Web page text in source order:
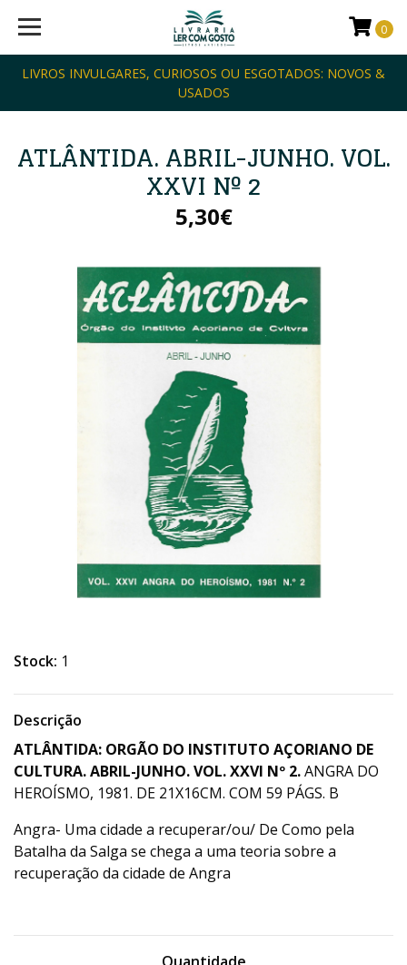
LIVROS INVULGARES, CURIOSOS OU ESGOTADOS: NOVOS &
USADOS
0
ATLÂNTIDA. ABRIL-JUNHO. VOL.
XXVI Nº 2
5,30€
Stock: 1
Descrição
ATLÂNTIDA: ORGÃO DO INSTITUTO AÇORIANO DE
CULTURA. ABRIL-JUNHO. VOL. XXVI Nº 2.ANGRA DO
HEROÍSMO, 1981. DE 21X16CM. COM 59 PÁGS. B
Angra- Uma cidade a recuperar/ou/ De Como pela
Batalha da Salga se chega a uma teoria sobre a
recuperação da cidade de Angra